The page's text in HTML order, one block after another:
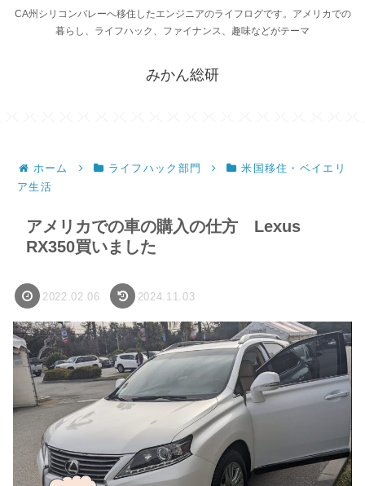
CA州シリコンバレーへ移住したエンジニアのライフログです。アメリカでの
暮らし、ライフハック、ファイナンス、趣味などがテーマ
みかん総研
ホーム ライフハック部門
米国移住・ベイエリ
ア生活
アメリカでの車の購入の仕方 Lexus
RX350買いました
2022.02.06 2024.11.03